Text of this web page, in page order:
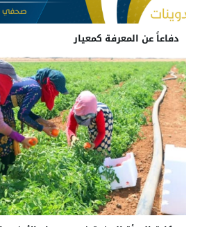
دفاعاً عن المعرفة كمعيار